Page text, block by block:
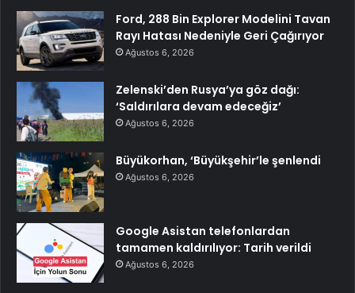
Ford, 288 Bin Explorer Modelini Tavan
Rayı Hatası Nedeniyle Geri Çağırıyor
Ağustos 6, 2026
Zelenski’den Rusya’ya göz dağı:
‘Saldırılara devam edeceğiz’
Ağustos 6, 2026
Büyükorhan, ‘Büyükşehir’le şenlendi
Ağustos 6, 2026
Google Asistan telefonlardan
tamamen kaldırılıyor: Tarih verildi
Ağustos 6, 2026